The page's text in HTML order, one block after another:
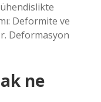
Deformite ve
Deformasyon
ne